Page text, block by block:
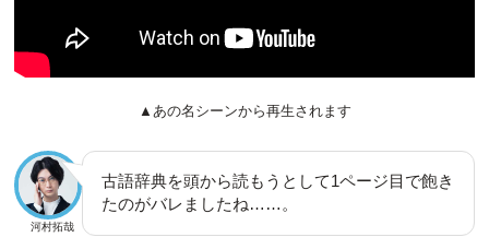
▲あの名シーンから再生されます
河村拓哉
古語辞典を頭から読もうとして1ページ目で飽き
たのがバレましたね……。